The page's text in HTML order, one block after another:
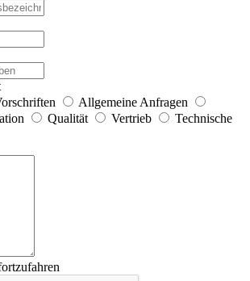
Allgemeine Anfragen
Qualität Vertrieb
Technische